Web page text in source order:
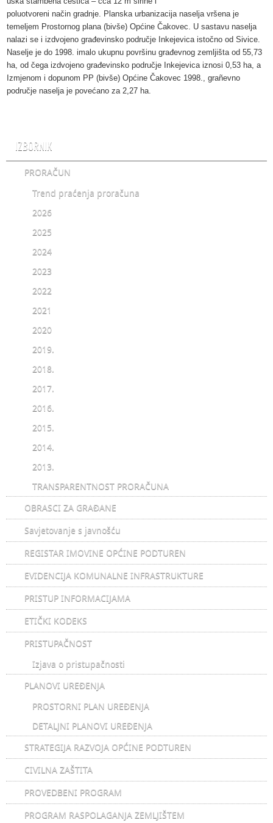
poluotvoreni način gradnje. Planska urbanizacija naselja vršena je
temeljem Prostornog plana (bivše) Općine Čakovec. U sastavu naselja
nalazi se i izdvojeno građevinsko područje Inkejevica istočno od Sivice.
Naselje je do 1998. imalo ukupnu površinu građevnog zemljišta od 55,73
ha, od čega izdvojeno građevinsko područje Inkejevica iznosi 0,53 ha, a
Izmjenom i dopunom PP (bivše) Općine Čakovec 1998., grañevno
područje naselja je povećano za 2,27 ha.
IZBORNIK
PRORAČUN
Trend praćenja proračuna
2026
2025
2024
2023
2022
2021
2020
2019.
2018.
2017.
2016.
2015.
2014.
2013.
TRANSPARENTNOST PRORAČUNA
OBRASCI ZA GRAĐANE
Savjetovanje s javnošću
REGISTAR IMOVINE OPĆINE PODTUREN
EVIDENCIJA KOMUNALNE INFRASTRUKTURE
PRISTUP INFORMACIJAMA
ETIČKI KODEKS
PRISTUPAČNOST
Izjava o pristupačnosti
PLANOVI UREĐENJA
PROSTORNI PLAN UREĐENJA
DETALJNI PLANOVI UREĐENJA
STRATEGIJA RAZVOJA OPĆINE PODTUREN
CIVILNA ZAŠTITA
PROVEDBENI PROGRAM
PROGRAM RASPOLAGANJA ZEMLJIŠTEM